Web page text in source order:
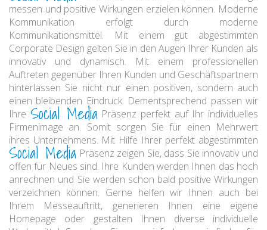
messen und positive Wirkungen erzielen können. Moderne
Kommunikation erfolgt durch moderne
Kommunikationsmittel. Mit einem gut abgestimmten
Corporate Design gelten Sie in den Augen Ihrer Kunden als
innovativ und dynamisch. Mit einem professionellen
Auftreten gegenüber Ihren Kunden und Geschäftspartnern
hinterlassen Sie nicht nur einen positiven, sondern auch
einen bleibenden Eindruck. Dementsprechend passen wir
Ihre Social Media Präsenz perfekt auf Ihr individuelles
Firmenimage an. Somit sorgen Sie für einen Mehrwert
ihres Unternehmens. Mit Hilfe Ihrer perfekt abgestimmten
Social Media Präsenz zeigen Sie, dass Sie innovativ und
offen für Neues sind. Ihre Kunden werden Ihnen das hoch
anrechnen und Sie werden schon bald positive Wirkungen
verzeichnen können. Gerne helfen wir Ihnen auch bei
Ihrem Messeauftritt, generieren Ihnen eine eigene
Homepage oder gestalten Ihnen diverse individuelle